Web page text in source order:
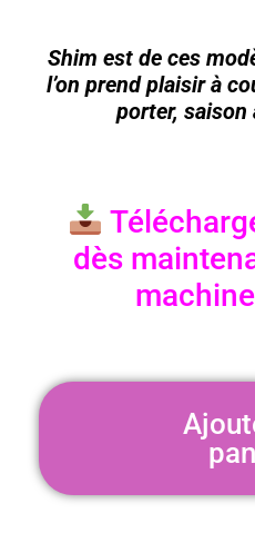
Shim est de ces
l’on prend plaisir à
porter, saison
dès